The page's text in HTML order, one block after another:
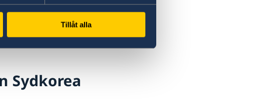
Tillåt alla
Sydkorea